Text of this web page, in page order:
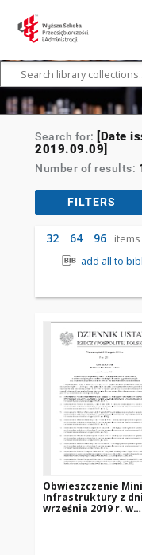
Search for: [Date
2019.09.09]
Number of results:
FILTERS
32 64 96
add all to
Obwieszczenie
Infrastruktury z
września 2019 r. w